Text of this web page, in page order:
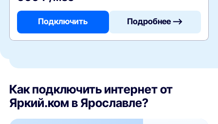
Подключить Подробнее —>
Как подключить интернет от
Яркий.ком в Ярославле?